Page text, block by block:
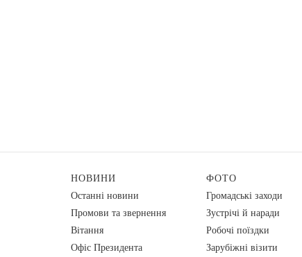
НОВИНИ
Останні новини
Промови та звернення
Вiтання
Офіс Президента
ФОТО
Громадські заходи
Зустрічі й наради
Робочі поїздки
Зарубіжні візити